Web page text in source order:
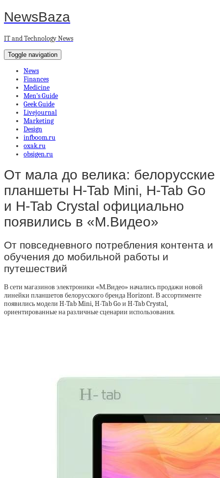
NewsBaza
IT and Technology News
Toggle navigation
News
Finances
Medicine
Men’s Guide
Geek Guide
Livejournal
Marketing
Design
infboom.ru
oxak.ru
obsigen.ru
От мала до велика: белорусские
планшеты H-Tab Mini, H-Tab Go
и H-Tab Crystal официально
появились в «М.Видео»
От повседневного потребления контента и
обучения до мобильной работы и
путешествий
В сети магазинов электроники «М.Видео» начались продажи новой
линейки планшетов белорусского бренда Horizont. В ассортименте
появились модели H-Tab Mini, H-Tab Go и H-Tab Crystal,
ориентированные на различные сценарии использования.